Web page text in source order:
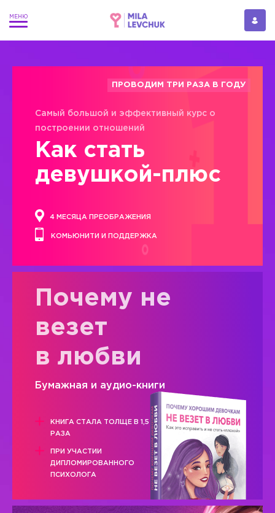
ПРОВОДИМ ТРИ РАЗА В ГОДУ
Самый большой и эффективный курс о
построении отношений
Как стать
девушкой-плюс
4 МЕСЯЦА ПРЕОБРАЖЕНИЯ
КОМЬЮНИТИ И ПОДДЕРЖКА
Почему не
везет
в любви
Бумажная и аудио-книги
КНИГА СТАЛА ТОЛЩЕ В 1,5
РАЗА
ПРИ УЧАСТИИ
ДИПЛОМИРОВАННОГО
ПСИХОЛОГА